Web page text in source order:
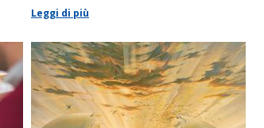
Leggi di più